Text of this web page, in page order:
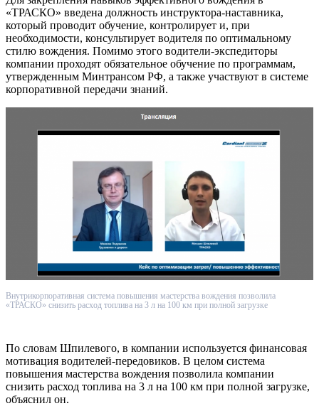
«ТРАСКО» введена должность инструктора-наставника,
который проводит обучение, контролирует и, при
необходимости, консультирует водителя по оптимальному
стилю вождения. Помимо этого водители-экспедиторы
компании проходят обязательное обучение по программам,
утвержденным Минтрансом РФ, а также участвуют в системе
корпоративной передачи знаний.
Внутрикорпоративная система повышения мастерства вождения позволила
«ТРАСКО» снизить расход топлива на 3 л на 100 км при полной загрузке
По словам Шпилевого, в компании используется финансовая
мотивация водителей-передовиков. В целом система
повышения мастерства вождения позволила компании
снизить расход топлива на 3 л на 100 км при полной загрузке,
объяснил он.